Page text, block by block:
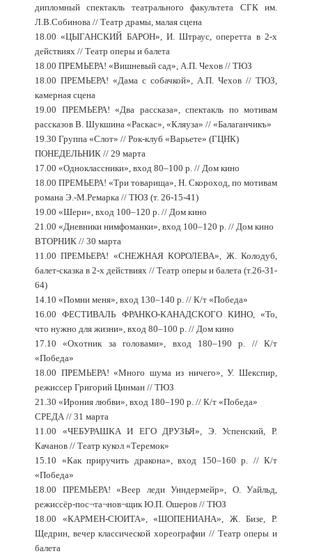
дипломный спектакль театрального факультета СГК им.
Л.В.Собинова // Театр драмы, малая сцена
18.00 «ЦЫГАНСКИЙ БАРОН», И. Штраус, оперетта в 2-х
действиях // Театр оперы и балета
18.00 ПРЕМЬЕРА! «Вишневый сад», А.П. Чехов // ТЮЗ
18.00 ПРЕМЬЕРА! «Дама с собачкой», А.П. Чехов // ТЮЗ,
камерная сцена
19.00 ПРЕМЬЕРА! «Два рассказа», спектакль по мотивам
рассказов В. Шукшина «Раскас», «Кляуза» // «Балаганчикъ»
19.30 Группа «Слот» // Рок-клуб «Варьете» (ГЦНК)
ПОНЕДЕЛЬНИК // 29 марта
17.00 «Одноклассники», вход 80–100 р. // Дом кино
18.00 ПРЕМЬЕРА! «Три товарища», Н. Скороход, по мотивам
романа Э.-М.Ремарка // ТЮЗ (т. 26-15-41)
19.00 «Шери», вход 100–120 р. // Дом кино
21.00 «Дневники нимфоманки», вход 100–120 р. // Дом кино
ВТОРНИК // 30 марта
11.00 ПРЕМЬЕРА! «СНЕЖНАЯ КОРОЛЕВА», Ж. Колодуб,
балет-сказка в 2-х действиях // Театр оперы и балета (т.26-31-
64)
14.10 «Помни меня», вход 130–140 р. // К/т «Победа»
16.00 ФЕСТИВАЛЬ ФРАНКО-КАНАДСКОГО КИНО, «То,
что нужно для жизни», вход 80–100 р. // Дом кино
17.10 «Охотник за головами», вход 180–190 р. // К/т
«Победа»
18.00 ПРЕМЬЕРА! «Много шума из ничего», У. Шекспир,
режиссер Григорий Цинман // ТЮЗ
21.30 «Ирония любви», вход 180–190 р. // К/т «Победа»
СРЕДА // 31 марта
11.00 «ЧЕБУРАШКА И ЕГО ДРУЗЬЯ», Э. Успенский, Р.
Качанов // Театр кукол «Теремок»
15.10 «Как приручить дракона», вход 150–160 р. // К/т
«Победа»
18.00 ПРЕМЬЕРА! «Веер леди Уиндермейр», О. Уайльд,
режиссёр-пос¬та¬нов¬щик Ю.П. Ошеров // ТЮЗ
18.00 «КАРМЕН-СЮИТА», «ШОПЕНИАНА», Ж. Бизе, Р.
Щедрин, вечер классической хореографии // Театр оперы и
балета